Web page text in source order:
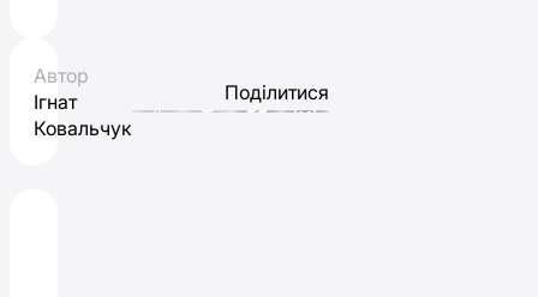
Автор
Ігнат
Ковальчук
Поділитися